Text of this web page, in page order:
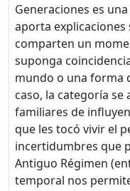
Generaciones es
aporta
comparten un
suponga
mundo o una forma
caso, la categoría se
familiares de
que les tocó vivir el
incertidumbres que
Antiguo Régimen
temporal nos